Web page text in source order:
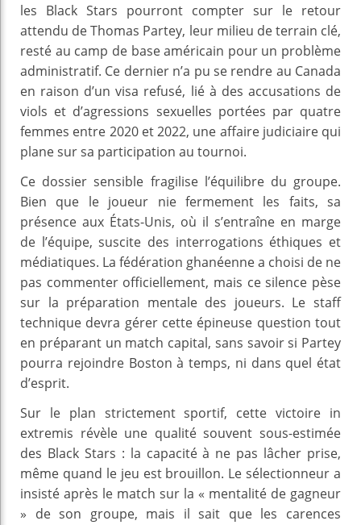
les Black Stars pourront compter sur le retour
attendu de Thomas Partey, leur milieu de terrain clé,
resté au camp de base américain pour un problème
administratif. Ce dernier n’a pu se rendre au Canada
en raison d’un visa refusé, lié à des accusations de
viols et d’agressions sexuelles portées par quatre
femmes entre 2020 et 2022, une affaire judiciaire qui
plane sur sa participation au tournoi.
Ce dossier sensible fragilise l’équilibre du groupe.
Bien que le joueur nie fermement les faits, sa
présence aux États-Unis, où il s’entraîne en marge
de l’équipe, suscite des interrogations éthiques et
médiatiques. La fédération ghanéenne a choisi de ne
pas commenter officiellement, mais ce silence pèse
sur la préparation mentale des joueurs. Le staff
technique devra gérer cette épineuse question tout
en préparant un match capital, sans savoir si Partey
pourra rejoindre Boston à temps, ni dans quel état
d’esprit.
Sur le plan strictement sportif, cette victoire in
extremis révèle une qualité souvent sous-estimée
des Black Stars : la capacité à ne pas lâcher prise,
même quand le jeu est brouillon. Le sélectionneur a
insisté après le match sur la « mentalité de gagneur
» de son groupe, mais il sait que les carences